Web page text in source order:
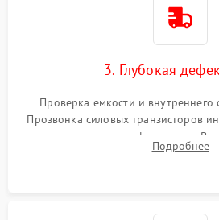
3. Глубокая
Проверка емкости и внутреннего
Прозвонка силовых транзисторов
переключения и трансформатора.
конденсаторов и прогаров на
Подробнее